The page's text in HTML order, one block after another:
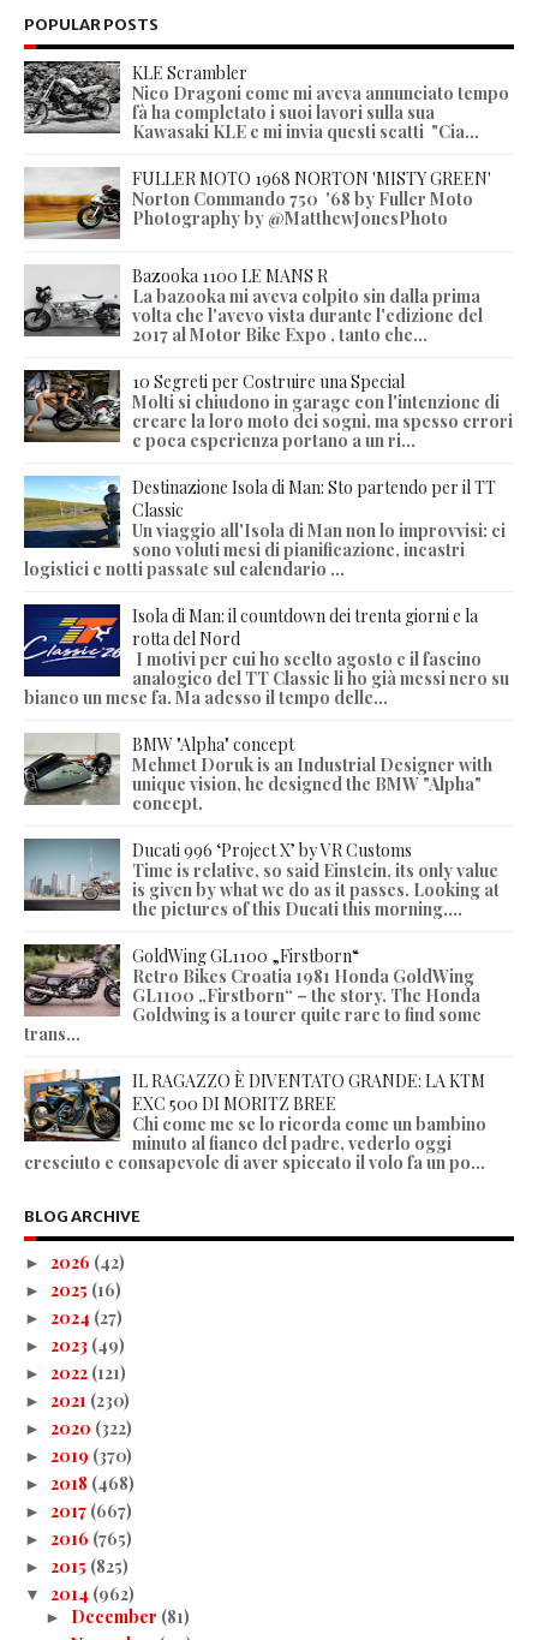
POPULAR POSTS
KLE Scrambler
Nico Dragoni come mi aveva annunciato tempo
fà ha completato i suoi lavori sulla sua
Kawasaki KLE e mi invia questi scatti "Cia...
FULLER MOTO 1968 NORTON 'MISTY GREEN'
Norton Commando 750 '68 by Fuller Moto
Photography by @MatthewJonesPhoto
Bazooka 1100 LE MANS R
La bazooka mi aveva colpito sin dalla prima
volta che l'avevo vista durante l'edizione del
2017 al Motor Bike Expo , tanto che...
10 Segreti per Costruire una Special
Molti si chiudono in garage con l'intenzione di
creare la loro moto dei sogni, ma spesso errori
e poca esperienza portano a un ri...
Destinazione Isola di Man: Sto partendo per il TT
Classic
Un viaggio all'Isola di Man non lo improvvisi: ci
sono voluti mesi di pianificazione, incastri
logistici e notti passate sul calendario ...
Isola di Man: il countdown dei trenta giorni e la
rotta del Nord
I motivi per cui ho scelto agosto e il fascino
analogico del TT Classic li ho già messi nero su
bianco un mese fa. Ma adesso il tempo delle...
BMW "Alpha" concept
Mehmet Doruk is an Industrial Designer with
unique vision, he designed the BMW "Alpha"
concept.
Ducati 996 ‘Project X’ by VR Customs
Time is relative, so said Einstein, its only value
is given by what we do as it passes. Looking at
the pictures of this Ducati this morning,...
GoldWing GL1100 „Firstborn“
Retro Bikes Croatia 1981 Honda GoldWing
GL1100 „Firstborn“ – the story. The Honda
Goldwing is a tourer quite rare to find some
trans...
IL RAGAZZO È DIVENTATO GRANDE: LA KTM
EXC 500 DI MORITZ BREE
Chi come me se lo ricorda come un bambino
minuto al fianco del padre, vederlo oggi
cresciuto e consapevole di aver spiccato il volo fa un po...
BLOG ARCHIVE
► 2026 (42)
► 2025 (16)
► 2024 (27)
► 2023 (49)
► 2022 (121)
► 2021 (230)
► 2020 (322)
► 2019 (370)
► 2018 (468)
► 2017 (667)
► 2016 (765)
► 2015 (825)
▼ 2014 (962)
► December (81)